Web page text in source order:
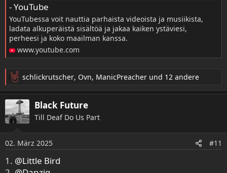
n
:
- YouTube
YouTubessa voit nauttia parhaista videoista ja musiikista,
ladata alkuperäistä sisältöä ja jakaa kaiken ystäviesi,
perheesi ja koko maailman kanssa.
www.youtube.com
R
e
a
k
t
n
n
schlickrutscher, Ovn, ManicPreacher und 12 andere
Black Future
Till Deaf Do Us Part
02. März 2025 #11
1. @Little Bird